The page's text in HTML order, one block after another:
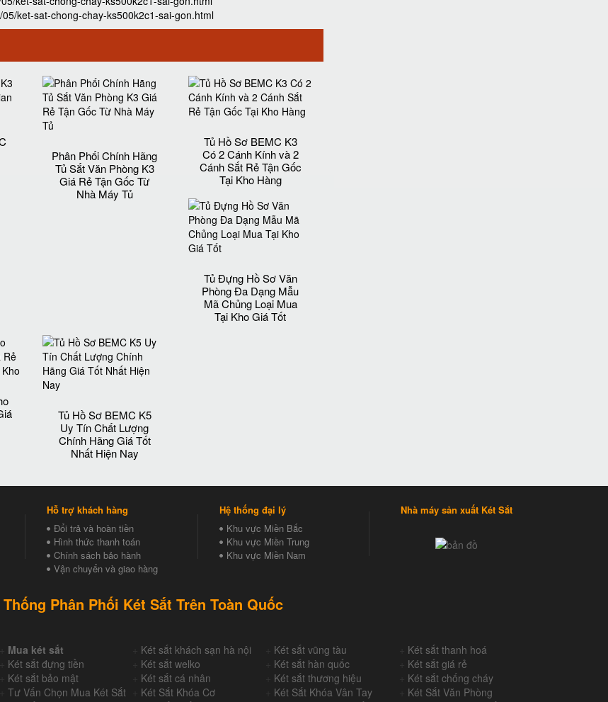
ket-sat-chong-chay-ks500k2c1-sai-gon.html
Phân Phối Chính Hãng
Tủ Sắt Văn Phòng K3
Giá Rẻ Tận Gốc Từ
Nhà Máy Tủ
Tủ Hồ Sơ BEMC K3
Có 2 Cánh Kính và 2
Cánh Sắt Rẻ Tận Gốc
Tại Kho Hàng
Tủ Đựng Hồ Sơ Văn
Phòng Đa Dạng Mẫu
Mã Chủng Loại Mua
Tại Kho Giá Tốt
Tủ Hồ Sơ BEMC K5
Uy Tín Chất Lượng
Chính Hãng Giá Tốt
Nhất Hiện Nay
Hỗ trợ khách hàng
Đổi trả và hoàn tiền
Hình thức thanh toán
Chính sách bảo hành
Vận chuyển và giao hàng
Hệ thống đại lý
Khu vực Miền Bắc
Khu vực Miền Trung
Khu vực Miền Nam
Nhà máy sản xuất Két Sắt
Thống Phân Phối Két Sắt Trên Toàn Quốc
Mua két sắt Két sắt khách sạn hà nội Két sắt vũng tàu
Két sắt thanh hoá
Két sắt đựng tiền Két sắt welko Két sắt hàn quốc
Két sắt giá rẻ
Két sắt bảo mật Két sắt cá nhân Két sắt thương hiệu
Két sắt chống cháy
Tư Vấn Chọn Mua Két Sắt Két Sắt Khóa Cơ Két Sắt Khóa Vân Tay
Két Sắt Văn Phòng